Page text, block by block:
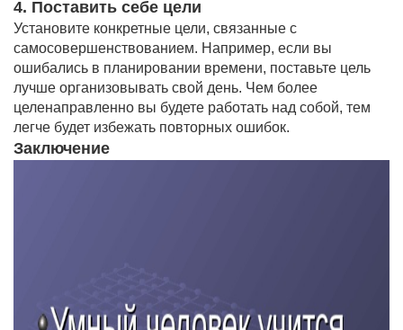
4. Поставить себе цели
Установите конкретные цели, связанные с
самосовершенствованием. Например, если вы
ошибались в планировании времени, поставьте цель
лучше организовывать свой день. Чем более
целенаправленно вы будете работать над собой, тем
легче будет избежать повторных ошибок.
Заключение